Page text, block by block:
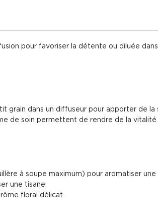
pour favoriser la détente ou diluée
grain dans un diffuseur pour apporter de la
de soin permettent de rendre de la vitalité
à soupe maximum) pour aromatiser une
une tisane.
floral délicat.